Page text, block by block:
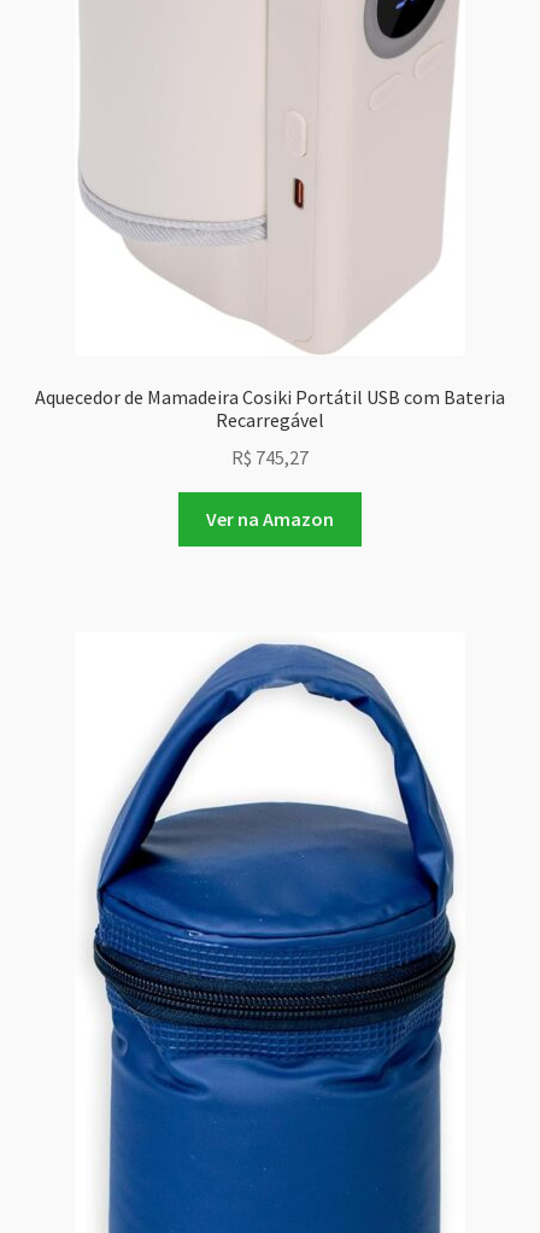
Aquecedor de Mamadeira Cosiki Portátil USB com Bateria
Recarregável
R$ 745,27
Ver na Amazon